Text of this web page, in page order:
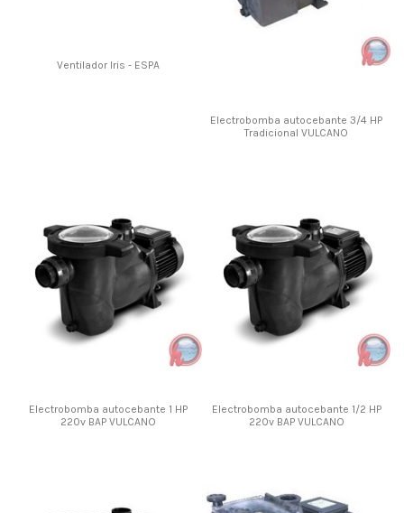
Ventilador Iris - ESPA
Electrobomba autocebante 3/4 HP
Tradicional VULCANO
Electrobomba autocebante 1 HP
220v BAP VULCANO
Electrobomba autocebante 1/2 HP
220v BAP VULCANO